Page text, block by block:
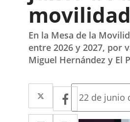
En la Mesa de la
entre 2026 y 2027, por
Miguel Hernández y El
Twitter
Enlace
a
Facebook
Enlace
a
Fecha
la
22 de junio